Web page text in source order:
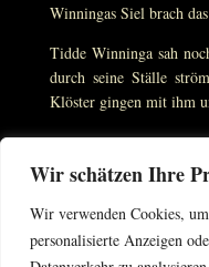
Wir schätzen Ihre
Wir verwenden Cookies,
personalisierte Anzeigen
Winningas Siel brach
Tidde Winninga sah
durch seine Ställe
Klöster gingen mit ihm
Quelle & © [Hans
Verlag, Bayreuth 1982]